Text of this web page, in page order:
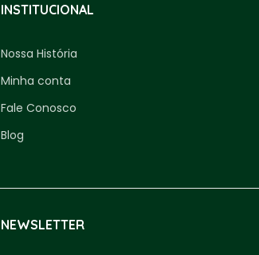
INSTITUCIONAL
Nossa História
Minha conta
Fale Conosco
Blog
NEWSLETTER